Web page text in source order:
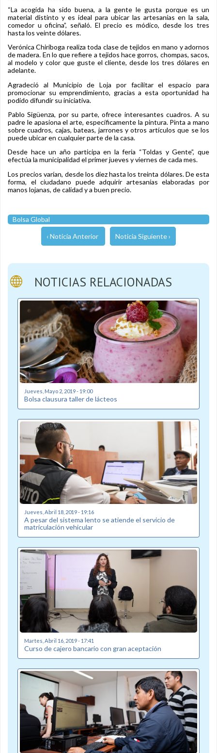
“La acogida ha sido buena, a la gente le gusta porque es un
material distinto y es ideal para ubicar las artesanías en la sala,
comedor u oficina”, señaló. El precio es módico, desde los tres
hasta los veinte dólares.
Verónica Chiriboga realiza toda clase de tejidos en mano y adornos
de madera. En lo que refiere a tejidos hace gorros, chompas, sacos,
al modelo y color que guste el cliente, desde los tres dólares en
adelante.
Agradeció al Municipio de Loja por facilitar el espacio para
promocionar su emprendimiento, gracias a esta oportunidad ha
podido difundir su iniciativa.
Pablo Sigüenza, por su parte, ofrece interesantes cuadros. A su
padre le apasiona el arte, específicamente la pintura. Pinta a mano
sobre cuadros, cajas, bateas, jarrones y otros artículos que se los
puede ubicar en cualquier parte de la casa.
Desde hace un año participa en la feria “Toldas y Gente”, que
efectúa la municipalidad el primer jueves y viernes de cada mes.
Los precios varían, desde los diez hasta los treinta dólares. De esta
forma, el ciudadano puede adquirir artesanías elaboradas por
manos lojanas, de calidad y a buen precio.
Bolsa Global
‹ Noticia Anterior Noticia Siguiente ›
NOTICIAS RELACIONADAS
Jueves, Mayo 2, 2019 - 19:00
Bolsa clausura taller de lácteos
Jueves, Abril 18, 2019 - 19:16
A pesar del sistema lento se atiende el servicio de
matriculación vehicular
Martes, Abril 16, 2019 - 17:41
Curso de cajero bancario con gran aceptación